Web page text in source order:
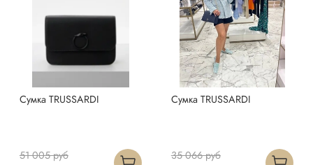
Сумка TRUSSARDI
51 005 руб
Сумка TRUSSARDI
35 066 руб